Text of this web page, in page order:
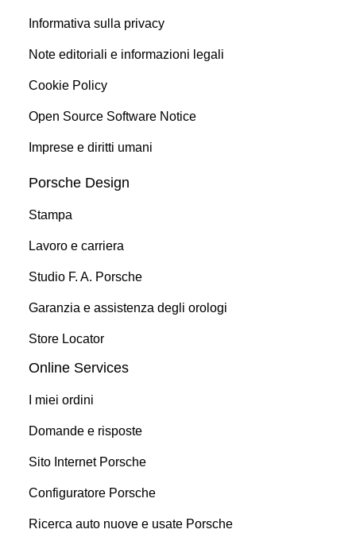
Informativa sulla privacy
Note editoriali e informazioni legali
Cookie Policy
Open Source Software Notice
Imprese e diritti umani
Porsche Design
Stampa
Lavoro e carriera
Studio F. A. Porsche
Garanzia e assistenza degli orologi
Store Locator
Online Services
I miei ordini
Domande e risposte
Sito Internet Porsche
Configuratore Porsche
Ricerca auto nuove e usate Porsche